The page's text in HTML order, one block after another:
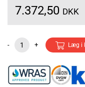
7.372,50 DKK
- + Læg i